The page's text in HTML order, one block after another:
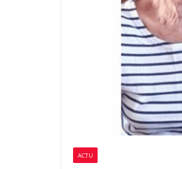
ACTU